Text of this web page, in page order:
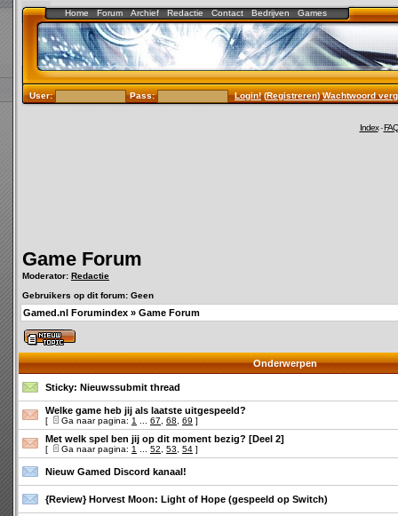
Home Forum Archief Redactie Contact Bedrijven Games
User: Pass: Login!(Registreren)Wachtwoord
Index-FAQ
Game Forum
Moderator: Redactie
Gebruikers op dit forum: Geen
Gamed.nl Forumindex » Game Forum
Onderwerpen
Sticky: Nieuwssubmit thread
Welke game heb jij als laatste uitgespeeld?
[ Ga naar pagina: 1 67 68 69 ]
Met welk spel ben jij op dit moment bezig? [Deel 2]
[ Ga naar pagina: 1 52 53 54 ]
Nieuw Gamed Discord kanaal!
{Review} Horvest Moon: Light of Hope (gespeeld op Switch)